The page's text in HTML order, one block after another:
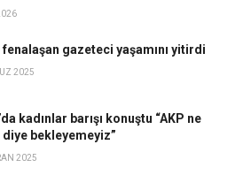
fenalaşan gazeteci yaşamını yitirdi
2025
kadınlar barışı konuştu “AKP ne
bekleyemeyiz”
2025